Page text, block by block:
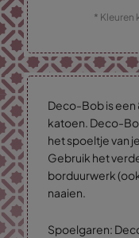
* Kleuren
Deco-Bob is
katoen. Deco-
het spoeltje van
Gebruik het
borduurwerk
naaien.
Spoelgaren: